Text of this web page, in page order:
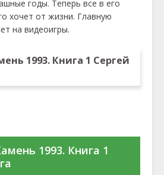
годы. Теперь все в его
хочет от жизни. Главную
на видеоигры.
1993. Книга 1 Сергей
1993. Книга 1